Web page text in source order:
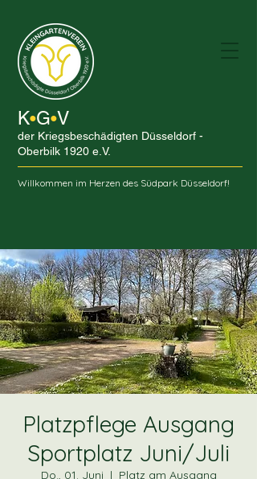
K•G•V
der Kriegsbeschädigten Düsseldorf -
Oberbilk 1920 e.V.
Willkommen im Herzen des Südpark Düsseldorf!
Platzpflege Ausgang
Sportplatz Juni/Juli
Do., 01. Juni
  |
Platz am Ausgang